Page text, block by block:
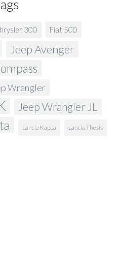
300 Fiat 500
Jeep Avenger
Wrangler
Jeep Wrangler JL
Lancia Kappa Lancia Thesis